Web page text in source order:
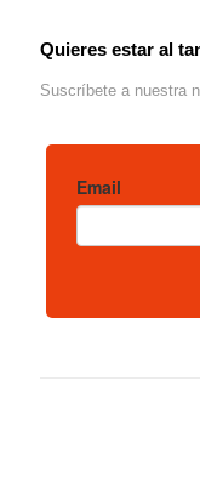
Quieres estar al
Suscríbete a nuestra